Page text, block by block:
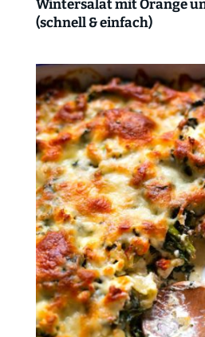
Wintersalat mit Orange
(schnell & einfach)